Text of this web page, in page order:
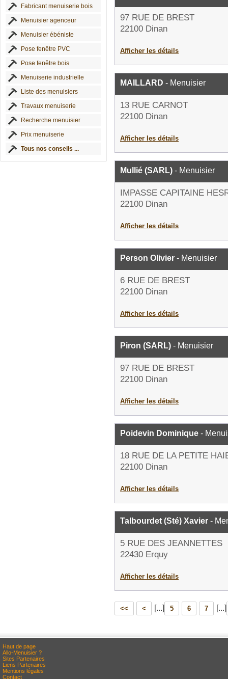
Fabricant menuiserie bois
Menuisier agenceur
Menuisier ébéniste
Pose fenêtre PVC
Pose fenêtre bois
Menuiserie industrielle
Liste des menuisiers
Travaux menuiserie
Recherche menuisier
Prix menuiserie
Tous nos conseils ...
97 RUE DE BREST
22100 Dinan
Afficher les détails
MAILLARD - Menuisier
13 RUE CARNOT
22100 Dinan
Afficher les détails
Mullié (SARL) - Menuisier
IMPASSE CAPITAINE
22100 Dinan
Afficher les détails
Person Olivier - Menuisier
6 RUE DE BREST
22100 Dinan
Afficher les détails
Piron (SARL) - Menuisier
97 RUE DE BREST
22100 Dinan
Afficher les détails
Poidevin Dominique -
18 RUE DE LA PETITE
22100 Dinan
Afficher les détails
Talbourdet (Sté) Xavier -
5 RUE DES JEANNETTES
22430 Erquy
Afficher les détails
<< < [...] 5 6 7 [...]
Haut de page
Allo-Menuisier ?
Sites Partenaires
Liens Partenaires
Mentions légales
Contact